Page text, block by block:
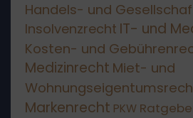
Handels- und
Insolvenzrecht IT- und
Kosten- und
Medizinrecht Miet- und
Markenrecht PKW